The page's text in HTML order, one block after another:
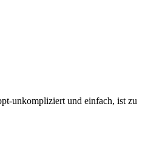
unkompliziert und einfach, ist zu